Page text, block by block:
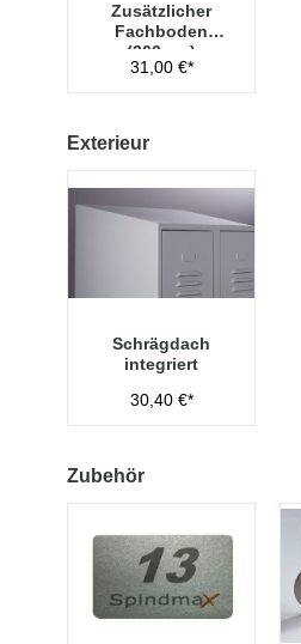
Zusätzlicher
Fachboden
(300mm)
31,00 €*
Exterieur
Schrägdach
integriert
30,40 €*
Zubehör